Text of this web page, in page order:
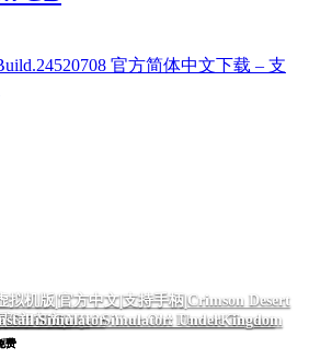
SOULS II
费
方中文|My 26-Year-Old Female Tenant
费
Holic
费
/Scam Center Simulator: UnderKingdom
费
费
拟机版|官方中文|支持手柄|Crimson Desert
费
Simulator